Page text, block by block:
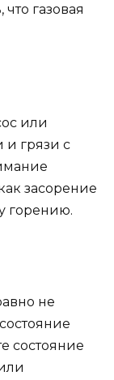
газовая
или
и грязи с
засорение
горению.
не
состояние